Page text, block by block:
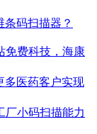
码扫描器？
科技，海康
多医药客户实现
厂小码扫描能力